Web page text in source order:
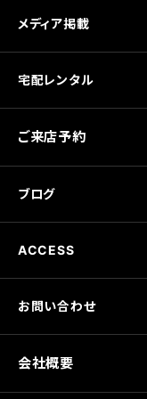
メディア掲載
宅配レンタル
ご来店予約
ブログ
ACCESS
お問い合わせ
会社概要